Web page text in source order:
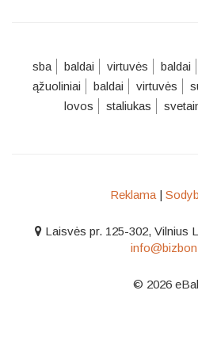
sba baldai virtuvės baldai
ąžuoliniai
baldai virtuvės
lovos
staliukas
Reklama|
Laisvės pr. 125-302, Vilnius
© 2026